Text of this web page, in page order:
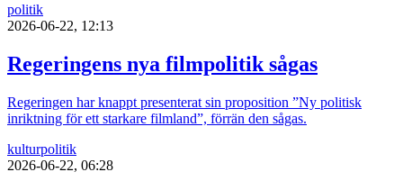
politik
2026-06-22, 12:13
Regeringens nya filmpolitik sågas
Regeringen har knappt presenterat sin proposition ”Ny politisk
inriktning för ett starkare filmland”, förrän den sågas.
kulturpolitik
2026-06-22, 06:28